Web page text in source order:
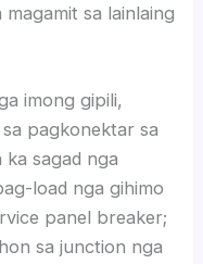
sa lainlaing
imong gipili,
pagkonektar sa
ka sagad nga
load nga gihimo
panel breaker;
sa junction nga